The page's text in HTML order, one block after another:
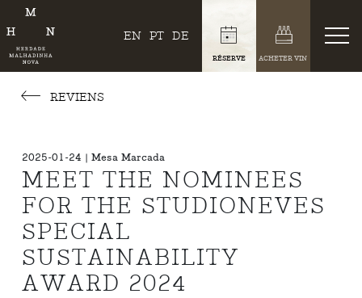
EN PT DE
RÉSERVE ACHETER VIN
REVIENS
2025-01-24 | Mesa Marcada
MEET THE NOMINEES
FOR THE STUDIONEVES
SPECIAL
SUSTAINABILITY
AWARD 2024